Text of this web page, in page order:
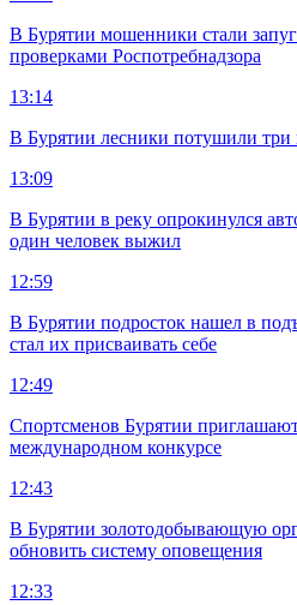
В Бурятии мошенники стали
проверками Роспотребнадзора
13:14
В Бурятии лесники потушили три
13:09
В Бурятии в реку опрокинулся
один человек выжил
12:59
В Бурятии подросток нашел в
стал их присваивать себе
12:49
Спортсменов Бурятии
международном конкурсе
12:43
В Бурятии золотодобывающую
обновить систему оповещения
12:33